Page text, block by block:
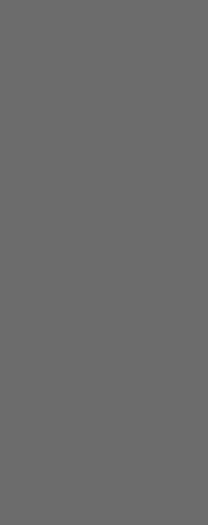
und Ihr
anzumelden.
ein, wenn Sie
haben. Sie
Authenticator.